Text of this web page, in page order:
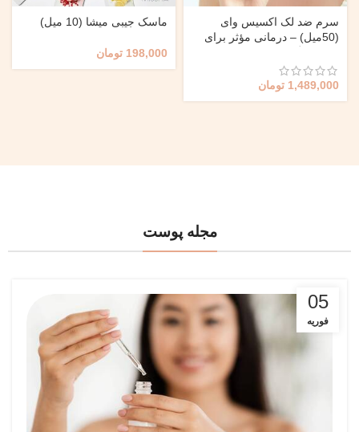
سرم ضد لک اکسیس وای
(50میل) – درمانی مؤثر برای
1,489,000 تومان
ماسک جیبی میشا (10 میل)
198,000 تومان
مجله پوست
05
فوریه